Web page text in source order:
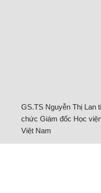
GS.TS Nguyễn Thị Lan
chức Giám đốc Học
Việt Nam